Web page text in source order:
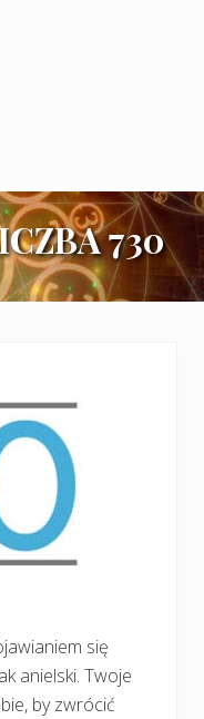
730
się
anielski. Twoje
by zwrócić